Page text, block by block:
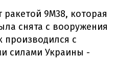
9М38, которая
снята с вооружения
производился с
силами Украины -